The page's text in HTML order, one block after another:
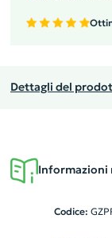
Dettagli del
Informazioni
Codice: